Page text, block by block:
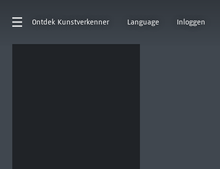
Ontdek Kunstverkenner Language Inloggen